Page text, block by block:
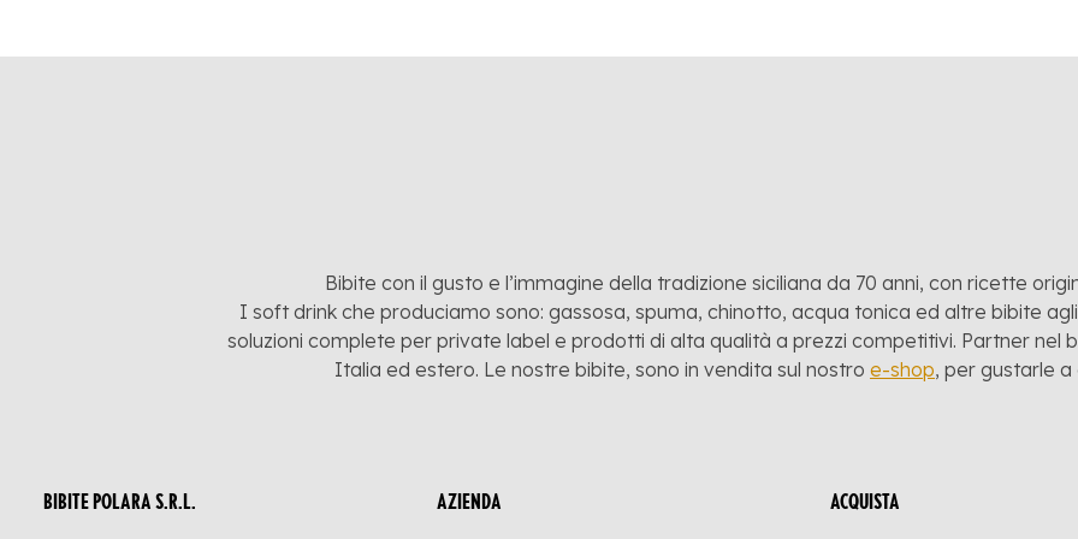
Bibite con il gusto e l’immagine della tradizione siciliana da 70 anni, con ricette
I soft drink che produciamo sono: gassosa, spuma, chinotto, acqua tonica ed altre bibite
soluzioni complete per private label e prodotti di alta qualità a prezzi competitivi. Partner nel
Italia ed estero. Le nostre bibite, sono in vendita sul nostro e-shop, per gustarle
BIBITE POLARA S.R.L. AZIENDA ACQUISTA